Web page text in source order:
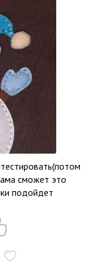
сможет это
подойдет